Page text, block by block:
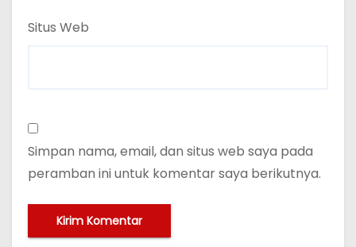
Situs Web
Simpan nama, email, dan situs web saya pada
peramban ini untuk komentar saya berikutnya.